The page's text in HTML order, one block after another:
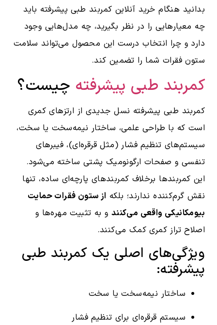
بدانید هنگام خرید آنلاین کمربند طبی پیشرفته باید
چه معیارهایی را در نظر بگیرید، چه مدل‌هایی وجود
دارد و چرا انتخاب درست این محصول می‌تواند سلامت
ستون فقرات شما را تضمین کند.
کمربند طبی پیشرفته چیست؟
کمربند طبی پیشرفته نسل جدیدی از ارتزهای کمری
است که با طراحی علمی، ساختار نیمه‌سخت یا سخت،
سیستم‌های تنظیم فشار (مثل قرقره‌ای)، فیبرهای
تنفسی و صفحات ارگونومیک پشتی ساخته می‌شود.
این کمربندها برخلاف کمربندهای پارچه‌ای ساده، تنها
نقش گرم‌کننده ندارند؛ بلکه از ستون فقرات حمایت
بیومکانیکی واقعی می‌کنند و به تثبیت مهره‌ها و
اصلاح تراز کمری کمک می‌کنند.
ویژگی‌های اصلی یک کمربند طبی
پیشرفته:
ساختار نیمه‌سخت یا سخت
سیستم قرقره‌ای برای تنظیم فشار